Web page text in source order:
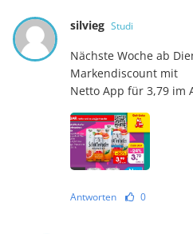
silvieg Studi
Nächste Woche ab
Markendiscount mit
Netto App für 3,79 im
Antworten 0